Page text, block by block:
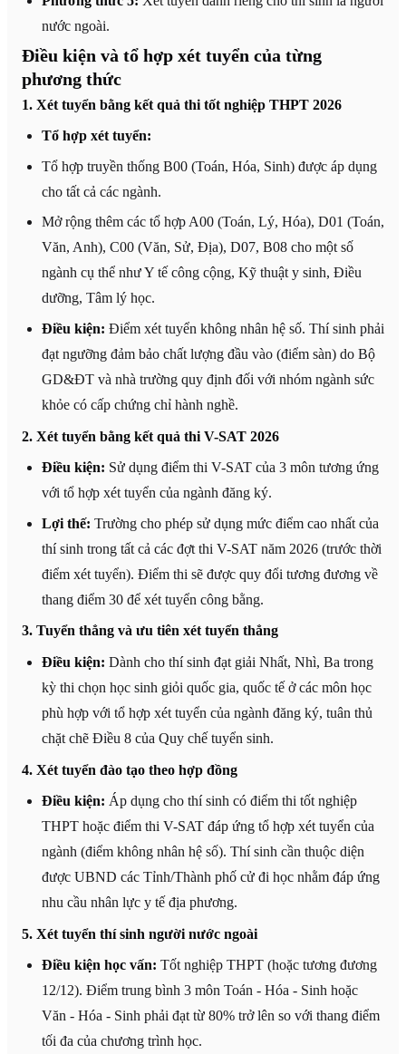
nước ngoài.
Điều kiện và tổ hợp xét tuyển của từng
phương thức
1. Xét tuyển bằng kết quả thi tốt nghiệp THPT 2026
Tổ hợp xét tuyển:
Tổ hợp truyền thống B00 (Toán, Hóa, Sinh) được áp dụng
cho tất cả các ngành.
Mở rộng thêm các tổ hợp A00 (Toán, Lý, Hóa), D01 (Toán,
Văn, Anh), C00 (Văn, Sử, Địa), D07, B08 cho một số
ngành cụ thể như Y tế công cộng, Kỹ thuật y sinh, Điều
dưỡng, Tâm lý học.
Điều kiện: Điểm xét tuyển không nhân hệ số. Thí sinh phải
đạt ngưỡng đảm bảo chất lượng đầu vào (điểm sàn) do Bộ
GD&ĐT và nhà trường quy định đối với nhóm ngành sức
khỏe có cấp chứng chỉ hành nghề.
2. Xét tuyển bằng kết quả thi V-SAT 2026
Điều kiện: Sử dụng điểm thi V-SAT của 3 môn tương ứng
với tổ hợp xét tuyển của ngành đăng ký.
Lợi thế: Trường cho phép sử dụng mức điểm cao nhất của
thí sinh trong tất cả các đợt thi V-SAT năm 2026 (trước thời
điểm xét tuyển). Điểm thi sẽ được quy đổi tương đương về
thang điểm 30 để xét tuyển công bằng.
3. Tuyển thẳng và ưu tiên xét tuyển thẳng
Điều kiện: Dành cho thí sinh đạt giải Nhất, Nhì, Ba trong
kỳ thi chọn học sinh giỏi quốc gia, quốc tế ở các môn học
phù hợp với tổ hợp xét tuyển của ngành đăng ký, tuân thủ
chặt chẽ Điều 8 của Quy chế tuyển sinh.
4. Xét tuyển đào tạo theo hợp đồng
Điều kiện: Áp dụng cho thí sinh có điểm thi tốt nghiệp
THPT hoặc điểm thi V-SAT đáp ứng tổ hợp xét tuyển của
ngành (điểm không nhân hệ số). Thí sinh cần thuộc diện
được UBND các Tỉnh/Thành phố cử đi học nhằm đáp ứng
nhu cầu nhân lực y tế địa phương.
5. Xét tuyển thí sinh người nước ngoài
Điều kiện học vấn: Tốt nghiệp THPT (hoặc tương đương
12/12). Điểm trung bình 3 môn Toán - Hóa - Sinh hoặc
Văn - Hóa - Sinh phải đạt từ 80% trở lên so với thang điểm
tối đa của chương trình học.